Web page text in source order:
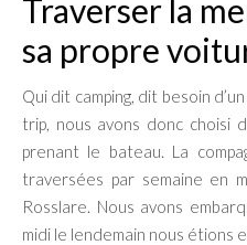
Traverser la
sa propre
Qui dit camping, dit besoin
trip, nous avons donc choisi
prenant le bateau. La
traversées par semaine en
Rosslare. Nous avons
midi le lendemain nous étions